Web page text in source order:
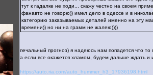
тут к гадалке не ходи... скажу честно на своем
фанавто не говорю)) имел дело в одессе и в
категорию заказываемых деталей именно на эту
времени)) но ни на грамм не жалею))))
печальный прогноз) я надеюсь нам попадется что то
а если все окажется хламом, будем дальше ждать и
https://auto.ria.com/auto_hummer_h3_17936198.html